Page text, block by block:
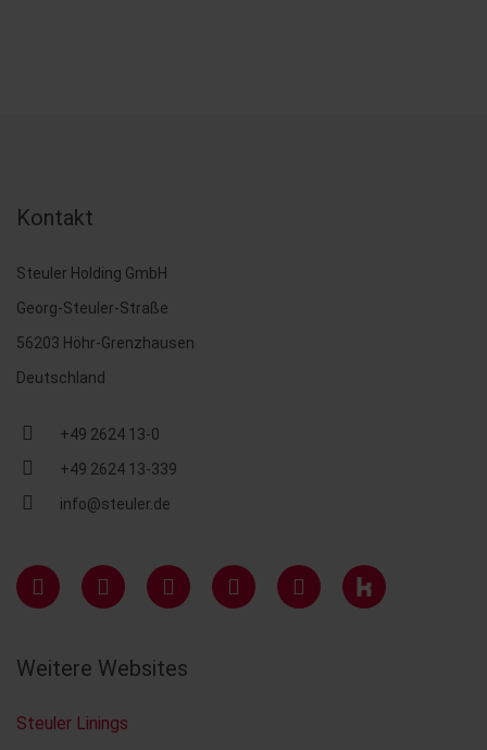
Kontakt
Steuler Holding GmbH
Georg-Steuler-Straße
56203 Höhr-Grenzhausen
Deutschland
+49 2624 13-0
+49 2624 13-339
info@steuler.de
Weitere Websites
Steuler Linings